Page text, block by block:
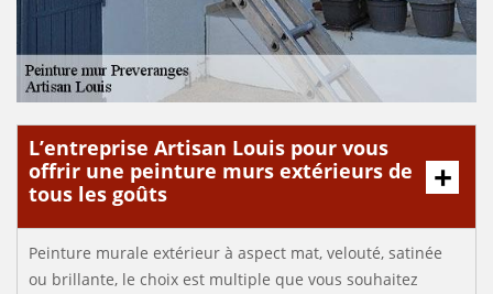
L’entreprise Artisan Louis pour vous
offrir une peinture murs extérieurs de
tous les goûts
Peinture murale extérieur à aspect mat, velouté, satinée
ou brillante, le choix est multiple que vous souhaitez